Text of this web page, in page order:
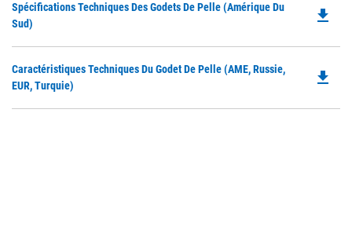
Spécifications Techniques Des Godets De Pelle (Amérique Du
Sud)
file_download
Caractéristiques Techniques Du Godet De Pelle (AME, Russie,
EUR, Turquie)
file_download